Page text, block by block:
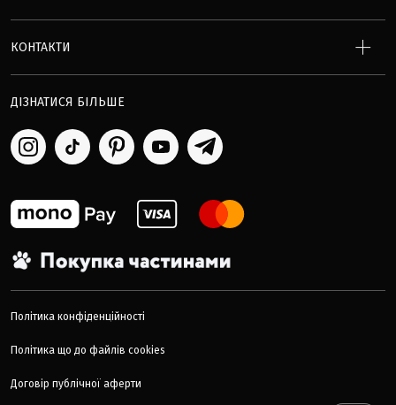
КОНТАКТИ
ДІЗНАТИСЯ БІЛЬШЕ
Політика конфіденційності
Політика що до файлів cookies
Договір публічної аферти